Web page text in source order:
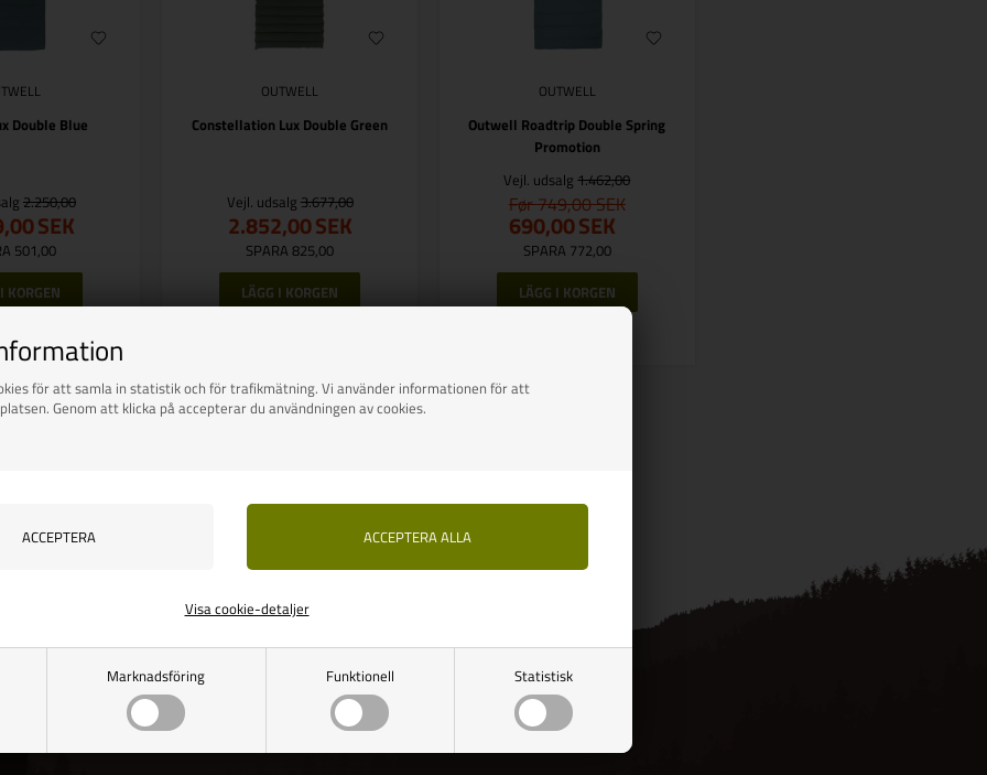
för att samla in statistik och för trafikmätning. Vi använder informationen för att
Genom att klicka på accepterar du användningen av cookies.
Marknadsföring Funktionell Statistisk
Visa cookie-detaljer
Double Blue
2.250,00
SEK
501,00
OUTWELL
Constellation Lux Double Green
Vejl. udsalg 3.677,00
2.852,00SEK
SPARA 825,00
OUTWELL
Outwell Roadtrip Double Spring
Promotion
Vejl. udsalg1.462,00
749,00
690,00SEK
SPARA 772,00